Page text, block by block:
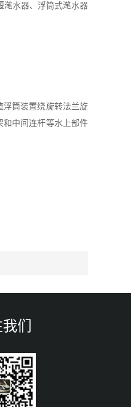
水器、浮筒式滗水器
浮筒装置绕旋转法兰旋
和中间连杆等水上部件
们